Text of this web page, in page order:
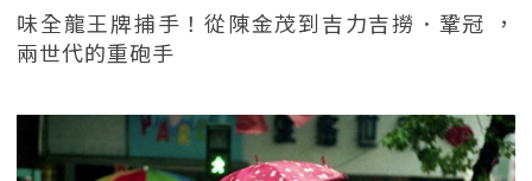
味全龍王牌捕手！從陳金茂到吉力吉撈．鞏冠 ，
兩世代的重砲手